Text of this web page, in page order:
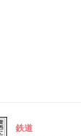
鉄道